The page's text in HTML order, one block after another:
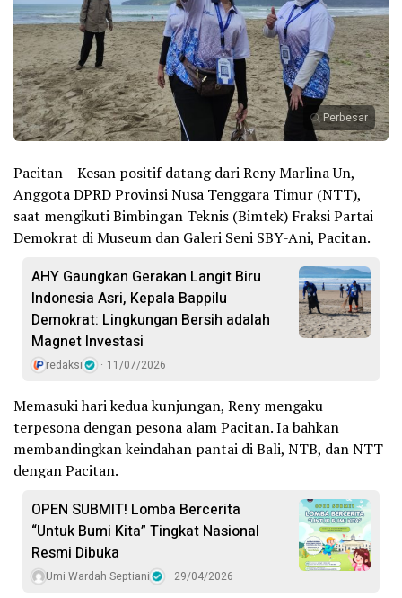
Perbesar
Pacitan – Kesan positif datang dari Reny Marlina Un,
Anggota DPRD Provinsi Nusa Tenggara Timur (NTT),
saat mengikuti Bimbingan Teknis (Bimtek) Fraksi Partai
Demokrat di Museum dan Galeri Seni SBY-Ani, Pacitan.
AHY Gaungkan Gerakan Langit Biru
Indonesia Asri, Kepala Bappilu
Demokrat: Lingkungan Bersih adalah
Magnet Investasi
redaksi 11/07/2026
Memasuki hari kedua kunjungan, Reny mengaku
terpesona dengan pesona alam Pacitan. Ia bahkan
membandingkan keindahan pantai di Bali, NTB, dan NTT
dengan Pacitan.
OPEN SUBMIT! Lomba Bercerita
“Untuk Bumi Kita” Tingkat Nasional
Resmi Dibuka
Umi Wardah Septiani 29/04/2026